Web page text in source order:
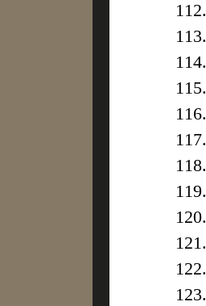
112.
113.
114.
115.
116.
117.
118.
119.
120.
121.
122.
123.